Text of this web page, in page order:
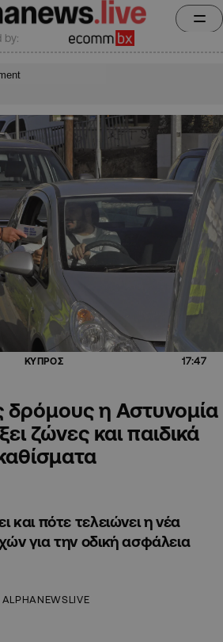
by:
ΚΥΠΡΟΣ 17:47
δρόμους η Αστυνομία
ζώνες και παιδικά
και πότε τελειώνει η νέα
για την οδική ασφάλεια
ALPHANEWSLIVE